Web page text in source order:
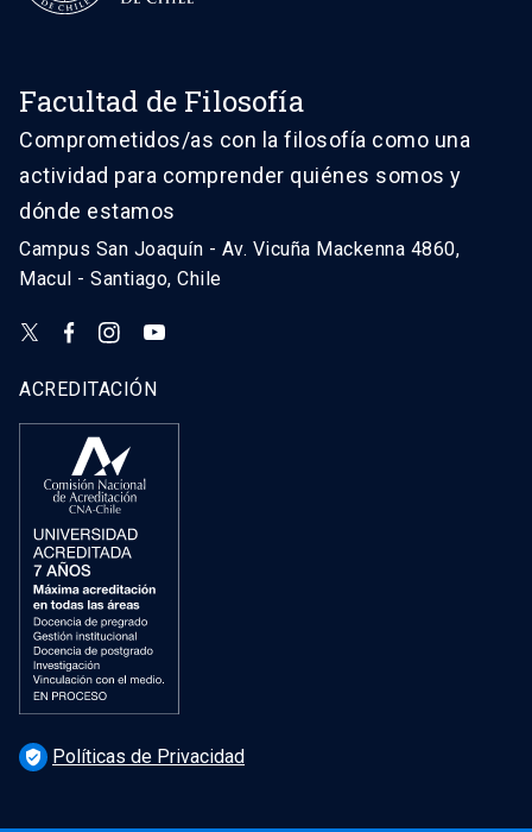
Facultad de Filosofía
Comprometidos/as con la filosofía como una
actividad para comprender quiénes somos y
dónde estamos
Campus San Joaquín - Av. Vicuña Mackenna 4860,
Macul - Santiago, Chile
ACREDITACIÓN
verified_user Políticas de Privacidad